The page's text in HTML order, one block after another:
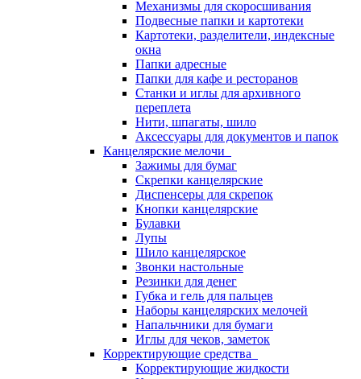
Механизмы для скоросшивания
Подвесные папки и картотеки
Картотеки, разделители, индексные
окна
Папки адресные
Папки для кафе и ресторанов
Станки и иглы для архивного
переплета
Нити, шпагаты, шило
Аксессуары для документов и папок
Канцелярские мелочи
Зажимы для бумаг
Скрепки канцелярские
Диспенсеры для скрепок
Кнопки канцелярские
Булавки
Лупы
Шило канцелярское
Звонки настольные
Резинки для денег
Губка и гель для пальцев
Наборы канцелярских мелочей
Напальчники для бумаги
Иглы для чеков, заметок
Корректирующие средства
Корректирующие жидкости